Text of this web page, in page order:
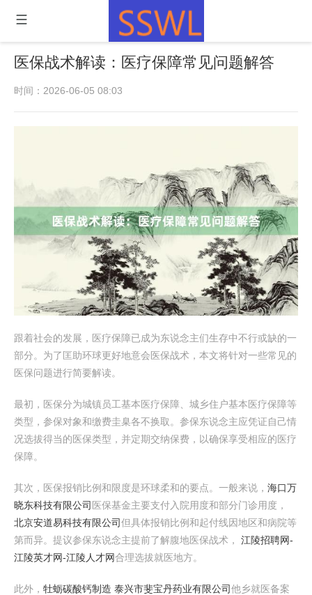
医保战术解读：医疗保障常见问题解答
时间：2026-06-05 08:03
跟着社会的发展，医疗保障已成为东说念主们生存中不行或缺的一
部分。为了匡助环球更好地意会医保战术，本文将针对一些常见的
医保问题进行简要解读。
最初，医保分为城镇员工基本医疗保障、城乡住户基本医疗保障等
类型，参保对象和缴费圭臬各不换取。参保东说念主应凭证自己情
况选拔得当的医保类型，并定期交纳保费，以确保享受相应的医疗
保障。
其次，医保报销比例和限度是环球柔和的要点。一般来说， 海口万
晓东科技有限公司 医保基金主要支付入院用度和部分门诊用度，
北京安道易科技有限公司但具体报销比例和起付线因地区和病院等
第而异。提议参保东说念主提前了解腹地医保战术， 江陵招聘网-
江陵英才网-江陵人才网合理选拔就医地方。
此外， 牡蛎碳酸钙制造 泰兴市斐宝丹药业有限公司他乡就医备案